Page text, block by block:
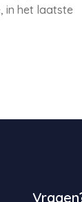
in het laatste